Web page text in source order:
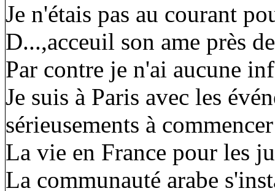
Je n'étais pas au courant
D...,acceuil son ame près
Par contre je n'ai aucune
Je suis à Paris avec les
sérieusements à
La vie en France pour les
La communauté arabe